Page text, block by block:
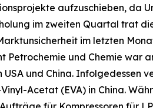
aufzuschieben, da
im zweiten Quartal trat
im letzten
und Chemie war
und China. Infolgedessen
Acetat (EVA) in China.